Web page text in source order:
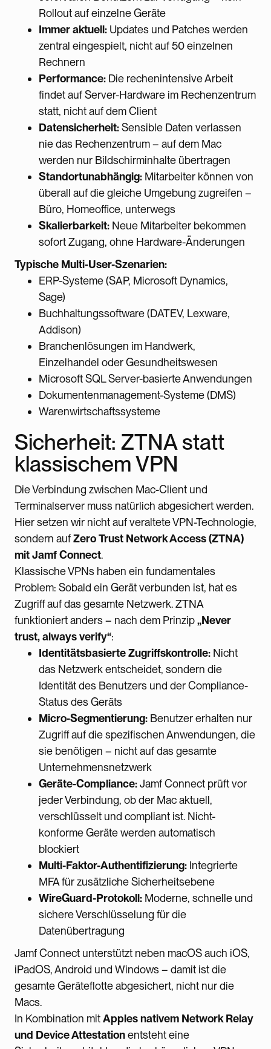
Rollout auf einzelne Geräte
Immer aktuell: Updates und Patches werden
zentral eingespielt, nicht auf 50 einzelnen
Rechnern
Performance: Die rechenintensive Arbeit
findet auf Server-Hardware im Rechenzentrum
statt, nicht auf dem Client
Datensicherheit:Sensible Daten verlassen
nie das Rechenzentrum – auf dem Mac
werden nur Bildschirminhalte übertragen
Standortunabhängig: Mitarbeiter können von
überall auf die gleiche Umgebung zugreifen –
Büro, Homeoffice, unterwegs
Skalierbarkeit: Neue Mitarbeiter bekommen
sofort Zugang, ohne Hardware-Änderungen
Typische Multi-User-Szenarien:
ERP-Systeme (SAP, Microsoft Dynamics,
Sage)
Buchhaltungssoftware (DATEV, Lexware,
Addison)
Branchenlösungen im Handwerk,
Einzelhandel oder Gesundheitswesen
Microsoft SQL Server-basierte Anwendungen
Dokumentenmanagement-Systeme (DMS)
Warenwirtschaftssysteme
Sicherheit: ZTNA statt
klassischem VPN
Die Verbindung zwischen Mac-Client und
Terminalserver muss natürlich abgesichert werden.
Hier setzen wir nicht auf veraltete VPN-Technologie,
sondern aufZero Trust Network Access (ZTNA)
mit Jamf Connect.
Klassische VPNs haben ein fundamentales
Problem: Sobald ein Gerät verbunden ist, hat es
Zugriff auf das gesamte Netzwerk. ZTNA
funktioniert anders – nach dem Prinzip„Never
trust, always verify“:
Identitätsbasierte Zugriffskontrolle: Nicht
das Netzwerk entscheidet, sondern die
Identität des Benutzers und der Compliance-
Status des Geräts
Micro-Segmentierung: Benutzer erhalten nur
Zugriff auf die spezifischen Anwendungen, die
sie benötigen – nicht auf das gesamte
Unternehmensnetzwerk
Geräte-Compliance:Jamf Connect prüft vor
jeder Verbindung, ob der Mac aktuell,
verschlüsselt und compliant ist. Nicht-
konforme Geräte werden automatisch
blockiert
Multi-Faktor-Authentifizierung: Integrierte
MFA für zusätzliche Sicherheitsebene
WireGuard-Protokoll: Moderne, schnelle und
sichere Verschlüsselung für die
Datenübertragung
Jamf Connect unterstützt neben macOS auch iOS,
iPadOS, Android und Windows – damit ist die
gesamte Geräteflotte abgesichert, nicht nur die
Macs.
In Kombination mitApples nativem Network Relay
und Device Attestationentsteht eine